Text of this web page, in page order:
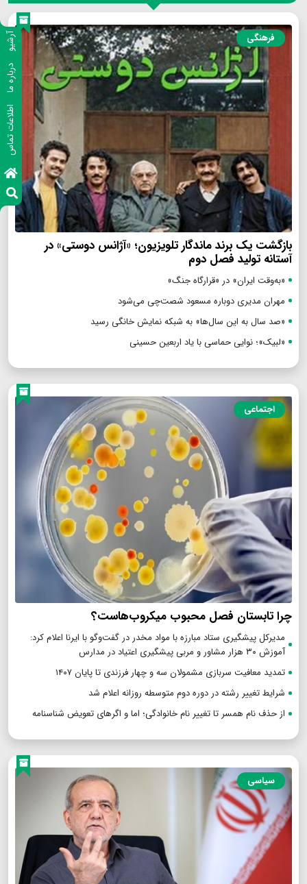
آرشیو
درباره ما
اطلاعات تماس
فرهنگی
بازگشت یک برند ماندگار تلویزیون؛ «آژانس دوستی» در
آستانه تولید فصل دوم
«به‌وقت ایران» در «قرارگاه جنگ»
مهران مدیری دوباره مسعود شصت‌چی می‌شود
«صد سال به این سال‌ها» به شبکه نمایش خانگی رسید
«لبیک»؛ نوایی حماسی با یاد اربعین حسینی
اجتماعی
چرا تابستان فصل محبوب میکروب‌هاست؟
مدیرکل پیشگیری ستاد مبارزه با مواد مخدر در گفت‌وگو با ایرنا اعلام کرد:
آموزش ۳۰ هزار مشاور و مربی پیشگیری اعتیاد در مدارس
تمدید معافیت سربازی مشمولان سه و چهار فرزندی تا پایان ۱۴۰۷
شرایط تغییر رشته در دوره دوم متوسطه روزانه اعلام شد
از حذف نام همسر تا تغییر نام خانوادگی؛ اما و اگرهای تعویض شناسنامه
سیاسی